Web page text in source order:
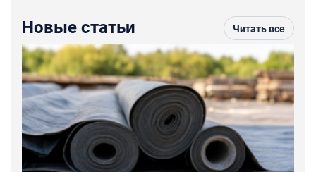
Новые статьи Читать все